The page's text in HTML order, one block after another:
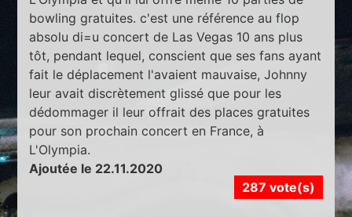
bowling gratuites. c'est une référence au flop
absolu di=u concert de Las Vegas 10 ans plus
tôt, pendant lequel, conscient que ses fans ayant
fait le déplacement l'avaient mauvaise, Johnny
leur avait discrètement glissé que pour les
dédommager il leur offrait des places gratuites
pour son prochain concert en France, à
L'Olympia.
Ajoutée le 22.11.2020
287 vote(s)